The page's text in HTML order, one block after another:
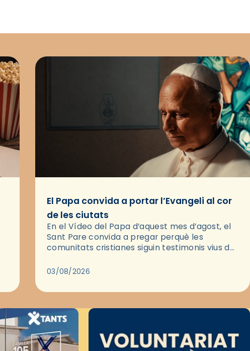
El Papa convida a portar l’Evangeli al cor
de les ciutats
En el Vídeo del Papa d’aquest mes d’agost, el
Sant Pare convida a pregar perquè les
comunitats cristianes siguin testimonis vius de
pregària, el…
03/08/2026